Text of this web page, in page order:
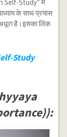
Self-Study” में
के साथ प्रयास
अधूरा है।इसका लिंक
Study